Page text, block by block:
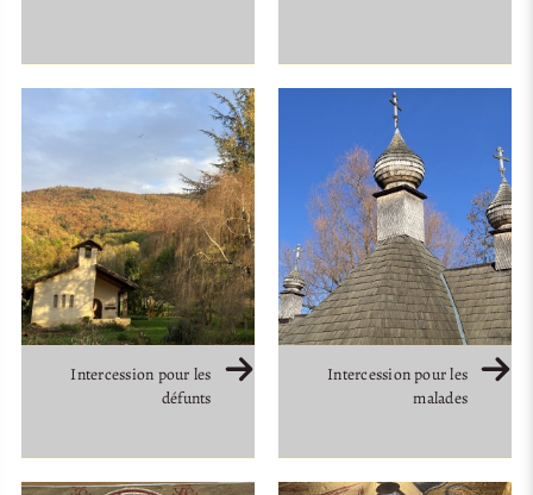
Intercession pour les
défunts
Intercession pour les
malades